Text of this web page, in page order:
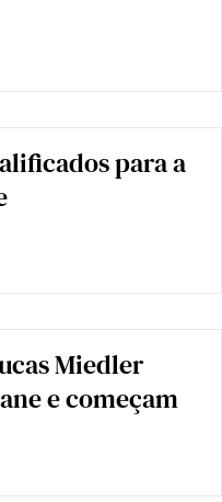
para a
Miedler
e começam